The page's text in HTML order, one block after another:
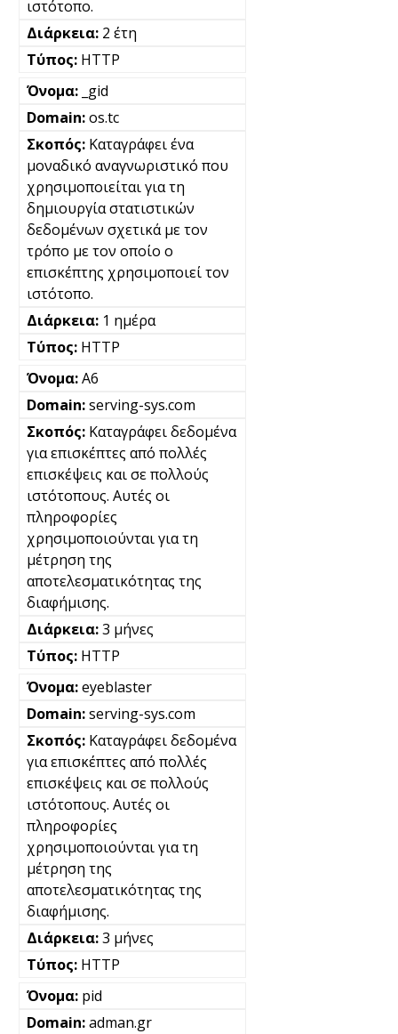
ιστότοπο.
2 έτη
HTTP
_gid
os.tc
Καταγράφει ένα
μοναδικό αναγνωριστικό που
χρησιμοποιείται για τη
δημιουργία στατιστικών
δεδομένων σχετικά με τον
τρόπο με τον οποίο ο
επισκέπτης χρησιμοποιεί τον
ιστότοπο.
1 ημέρα
HTTP
A6
serving-sys.com
Καταγράφει δεδομένα
για επισκέπτες από πολλές
επισκέψεις και σε πολλούς
ιστότοπους. Αυτές οι
πληροφορίες
χρησιμοποιούνται για τη
μέτρηση της
αποτελεσματικότητας της
διαφήμισης.
3 μήνες
HTTP
eyeblaster
serving-sys.com
Καταγράφει δεδομένα
για επισκέπτες από πολλές
επισκέψεις και σε πολλούς
ιστότοπους. Αυτές οι
πληροφορίες
χρησιμοποιούνται για τη
μέτρηση της
αποτελεσματικότητας της
διαφήμισης.
3 μήνες
HTTP
pid
adman.gr